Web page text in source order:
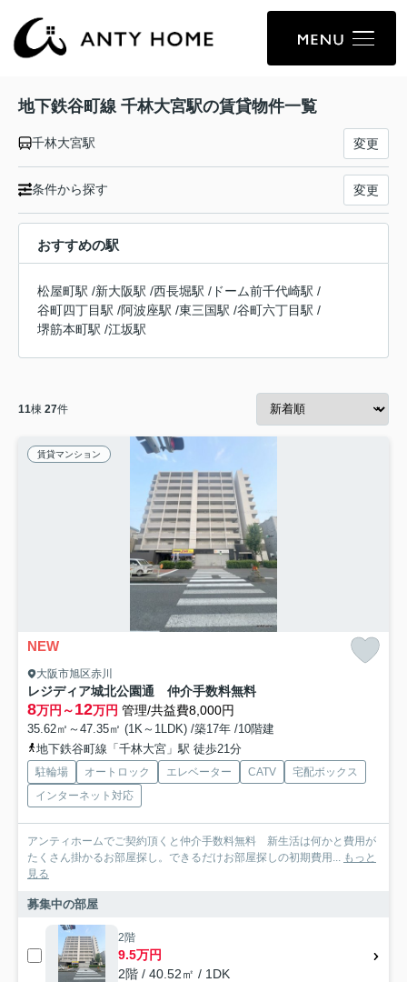
地下鉄谷町線 千林大宮駅の賃貸物件一覧
千林大宮駅 変更
条件から探す 変更
おすすめの駅
松屋町駅 /新大阪駅 /西長堀駅 / ドーム前千代崎駅 /
谷町四丁目駅 /阿波座駅 /東三国駅 /谷町六丁目駅 /
堺筋本町駅 /江坂駅
11棟 27件
賃貸マンション
NEW
大阪市旭区赤川
レジディア城北公園通 仲介手数料無料
8万円～12万円 管理/共益費8,000円
35.62㎡～47.35㎡ (1K～1LDK) /築17年 /10階建
地下鉄谷町線「千林大宮」駅 徒歩21分
駐輪場 オートロック エレベーター CATV
宅配ボックス
インターネット対応
アンティホームでご契約頂くと仲介手数料無料 新生活は何かと費用が
たくさん掛かるお部屋探し。できるだけお部屋探しの初期費用...
もっと
見る
募集中の部屋
2階
9.5万円
2階 / 40.52㎡ / 1DK